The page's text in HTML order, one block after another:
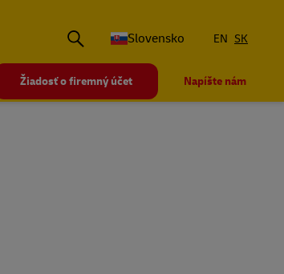
Slovensko
EN SK
Žiadosť o firemný účet Napíšte nám